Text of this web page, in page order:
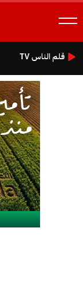
قلم الناس TV